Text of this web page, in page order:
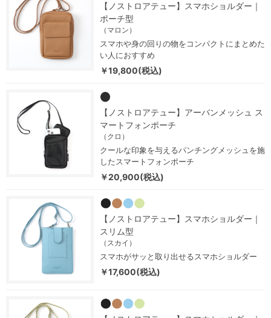
【ノストロアテュー】スマホショルダー｜
ポーチ型
（マロン）
スマホや身の回りの物をコンパクトにまとめた
い人におすすめ
￥19,800(税込)
【ノストロアテュー】アーバンメッシュ ス
マートフォンポーチ
（クロ）
クールな印象を与えるパンチングメッシュを施
したスマートフォンポーチ
￥20,900(税込)
【ノストロアテュー】スマホショルダー｜
スリム型
（スカイ）
スマホがサッと取り出せるスマホショルダー
￥17,600(税込)